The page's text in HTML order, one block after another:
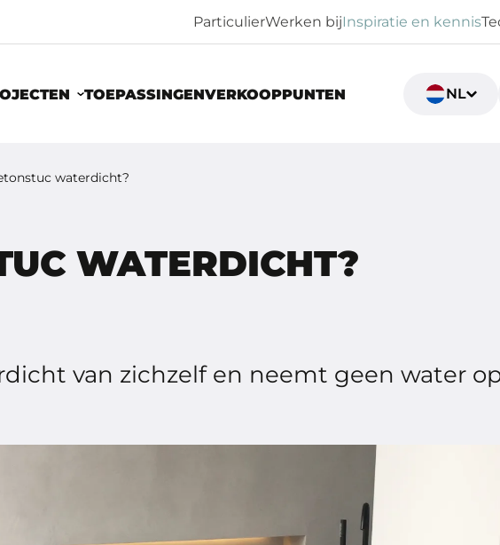
ParticulierWerken bijInspiratie en kennis
TOEPASSINGENVERKOOPPUNTEN NL
waterdicht?
WATERDICHT?
van zichzelf en neemt geen water